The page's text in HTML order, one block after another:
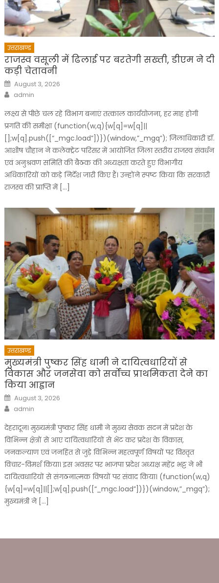
उत्तराखण्ड
राजस्व वसूली में ढिलाई पर बरतेगी सख्ती, डीएम ने दी
कड़ी चेतावनी
Posted
on
August 3, 2026
Author
admin
लक्ष्य से पीछे चल रहे विभाग बनाएं तत्काल कार्ययोजना, हर माह होगी
प्रगति की समीक्षा (function(w,q){w[q]=w[q]||
[];w[q].push([“_mgc.load”])})(window,”_mgq”); जिलाधिकारी डॉ.
आशीष चौहान ने कलेक्ट्रेट परिसर में आयोजित जिला स्तरीय राजस्व संवर्धन
एवं अनुश्रवण समिति की बैठक की अध्यक्षता करते हुए विभागीय
अधिकारियों को कड़े निर्देश जारी किए हैं। उन्होंने स्पष्ट किया कि सरकारी
राजस्व की प्राप्ति में […]
उत्तराखण्ड
मुख्यमंत्री पुष्कर सिंह धामी ने दायित्वधारियों से
विकास और जनसेवा को सर्वोच्च प्राथमिकता देने का
किया आह्वान
Posted
on
August 3, 2026
Author
admin
देहरादून। मुख्यमंत्री पुष्कर सिंह धामी ने मुख्य सेवक सदन में प्रदेश के
विभिन्न क्षेत्रों से आए दायित्वधारियों से भेंट कर प्रदेश के विकास,
जनकल्याण एवं जनहित से जुड़े विभिन्न महत्वपूर्ण विषयों पर विस्तृत
विचार-विमर्श किया। इस अवसर पर भाजपा प्रदेश अध्यक्ष महेंद्र भट्ट ने भी
दायित्वधारियों से संगठनात्मक विषयों पर संवाद किया। (function(w,q)
{w[q]=w[q]||[];w[q].push([“_mgc.load”])})(window,”_mgq”);
मुख्यमंत्री ने […]